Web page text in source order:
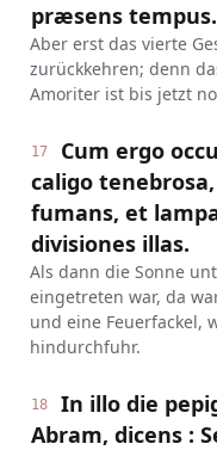
præsens tempus.
Aber erst das vierte
zurückkehren; denn
Amoriter ist bis jetzt
17
Cum ergo
caligo
fumans, et
divisiones illas.
Als dann die Sonne
eingetreten war, da
und eine Feuerfackel,
hindurchfuhr.
18
In illo die
Abram, dicens :